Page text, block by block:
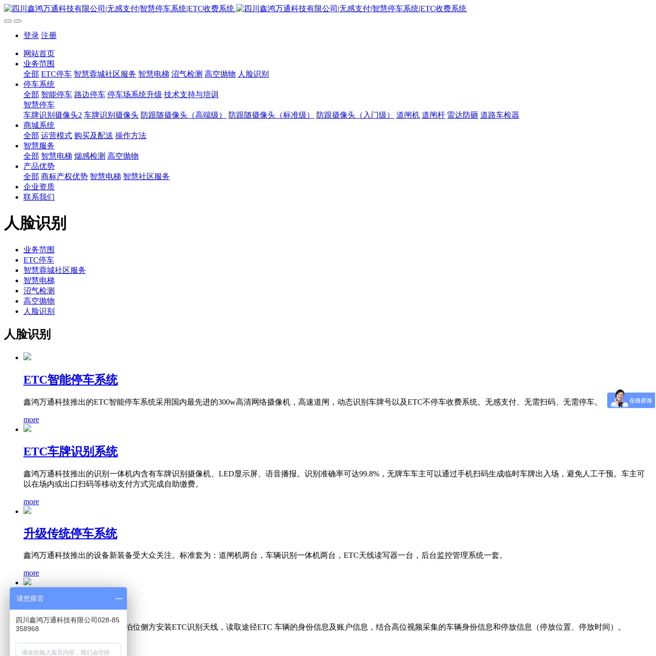
登录 注册
网站首页
业务范围
全部 ETC停车 智慧蓉城社区服务 智慧电梯 沼气检测 高空抛物 人脸识别
停车系统
全部 智能停车 路边停车 停车场系统升级 技术支持与培训
智慧停车
车牌识别摄像头2 车牌识别摄像头 防跟随摄像头（高端级） 防跟随摄像头（标准级） 防跟摄像头（入门级） 道闸机 道闸杆 雷达防砸 道路车检器
商城系统
全部 运营模式 购买及配送 操作方法
智慧服务
全部 智慧电梯 烟感检测 高空抛物
产品优势
全部 商标产权优势 智慧电梯 智慧社区服务
企业资质
联系我们
人脸识别
业务范围
ETC停车
智慧蓉城社区服务
智慧电梯
沼气检测
高空抛物
人脸识别
人脸识别
ETC智能停车系统
鑫鸿万通科技推出的ETC智能停车系统采用国内最先进的300w高清网络摄像机，高速道闸，动态识别车牌号以及ETC不停车收费系统。无感支付、无需扫码、无需停车。
more
ETC车牌识别系统
鑫鸿万通科技推出的识别一体机内含有车牌识别摄像机、LED显示屏、语音播报。识别准确率可达99.8%，无牌车车主可以通过手机扫码生成临时车牌出入场，避免人工干预。车主可
以在场内或出口扫码等移动支付方式完成自助缴费。
more
升级传统停车系统
鑫鸿万通科技推出的设备新装备受大众关注。标准套为：道闸机两台，车辆识别一体机两台，ETC天线读写器一台，后台监控管理系统一套。
more
ETC智慧路边停车
鑫鸿万通科技通过在每个道路泊位侧方安装ETC识别天线，读取途径ETC 车辆的身份信息及账户信息，结合高位视频采集的车辆身份信息和停放信息（停放位置、停放时间）。
more
请您留言
四川鑫鸿万通科技有限公司028-85
358968